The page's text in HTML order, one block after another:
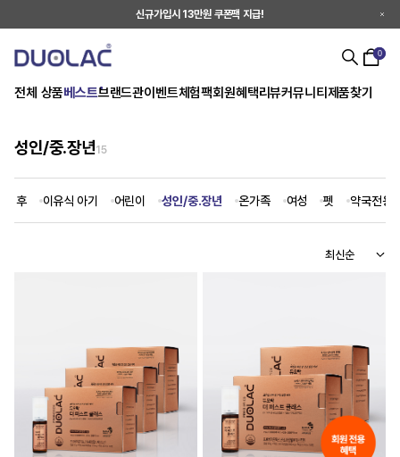
신규가입시 13만원 쿠폰팩 지급!
전체 상품베스트브랜드관이벤트체험팩회원혜택리뷰커뮤니티 제품찾기
0
성인/중.장년15
생 후 이유식 아기 어린이 성인/중.장년 온가족 여성 펫 약국전용